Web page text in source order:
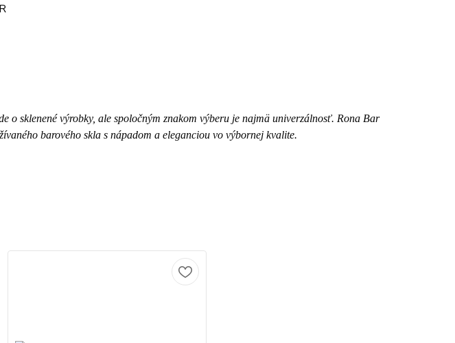
o sklenené výrobky, ale spoločným znakom výberu je najmä univerzálnosť. Rona Bar
barového skla s nápadom a eleganciou vo výbornej kvalite.